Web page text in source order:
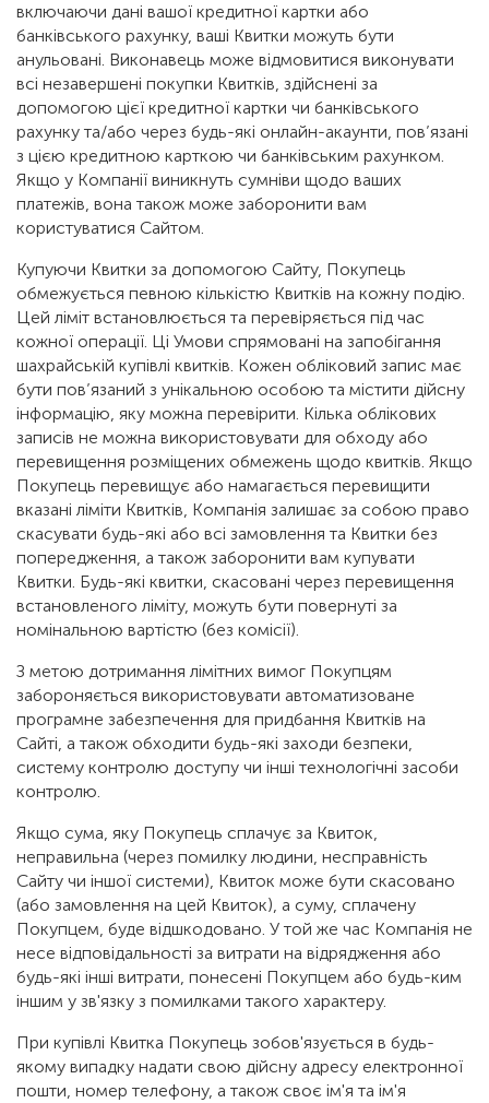
включаючи дані вашої кредитної картки або
банківського рахунку, ваші Квитки можуть бути
анульовані. Виконавець може відмовитися виконувати
всі незавершені покупки Квитків, здійснені за
допомогою цієї кредитної картки чи банківського
рахунку та/або через будь-які онлайн-акаунти, пов’язані
з цією кредитною карткою чи банківським рахунком.
Якщо у Компанії виникнуть сумніви щодо ваших
платежів, вона також може заборонити вам
користуватися Сайтом.
Купуючи Квитки за допомогою Сайту, Покупець
обмежується певною кількістю Квитків на кожну подію.
Цей ліміт встановлюється та перевіряється під час
кожної операції. Ці Умови спрямовані на запобігання
шахрайській купівлі квитків. Кожен обліковий запис має
бути пов’язаний з унікальною особою та містити дійсну
інформацію, яку можна перевірити. Кілька облікових
записів не можна використовувати для обходу або
перевищення розміщених обмежень щодо квитків. Якщо
Покупець перевищує або намагається перевищити
вказані ліміти Квитків, Компанія залишає за собою право
скасувати будь-які або всі замовлення та Квитки без
попередження, а також заборонити вам купувати
Квитки. Будь-які квитки, скасовані через перевищення
встановленого ліміту, можуть бути повернуті за
номінальною вартістю (без комісії).
З метою дотримання лімітних вимог Покупцям
забороняється використовувати автоматизоване
програмне забезпечення для придбання Квитків на
Сайті, а також обходити будь-які заходи безпеки,
систему контролю доступу чи інші технологічні засоби
контролю.
Якщо сума, яку Покупець сплачує за Квиток,
неправильна (через помилку людини, несправність
Сайту чи іншої системи), Квиток може бути скасовано
(або замовлення на цей Квиток), а суму, сплачену
Покупцем, буде відшкодовано. У той же час Компанія не
несе відповідальності за витрати на відрядження або
будь-які інші витрати, понесені Покупцем або будь-ким
іншим у зв'язку з помилками такого характеру.
При купівлі Квитка Покупець зобов'язується в будь-
якому випадку надати свою дійсну адресу електронної
пошти, номер телефону, а також своє ім'я та ім'я